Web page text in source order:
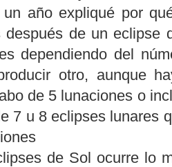
un año expliqué por
después de un eclipse
dependiendo del
otro, aunque
de 5 lunaciones o
7 u 8 eclipses lunares
de Sol ocurre lo